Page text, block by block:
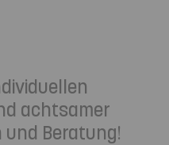
achtsamer
und Beratung!